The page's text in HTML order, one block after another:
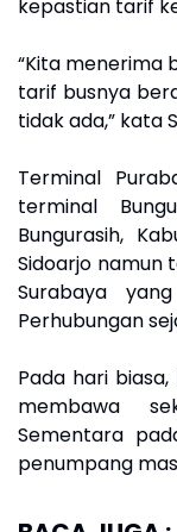
kepastian tarif
“Kita menerima
tarif busnya
tidak ada,” kata
Terminal
terminal
Bungurasih,
Sidoarjo namun
Surabaya
Perhubungan
Pada hari
membawa
Sementara
penumpang